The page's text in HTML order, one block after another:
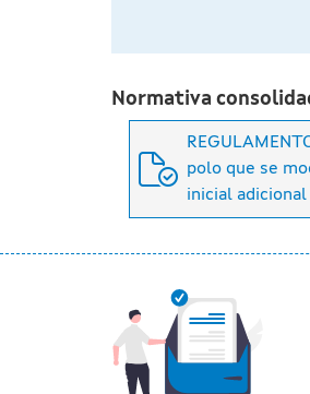
Normativa
polo que se
inicial